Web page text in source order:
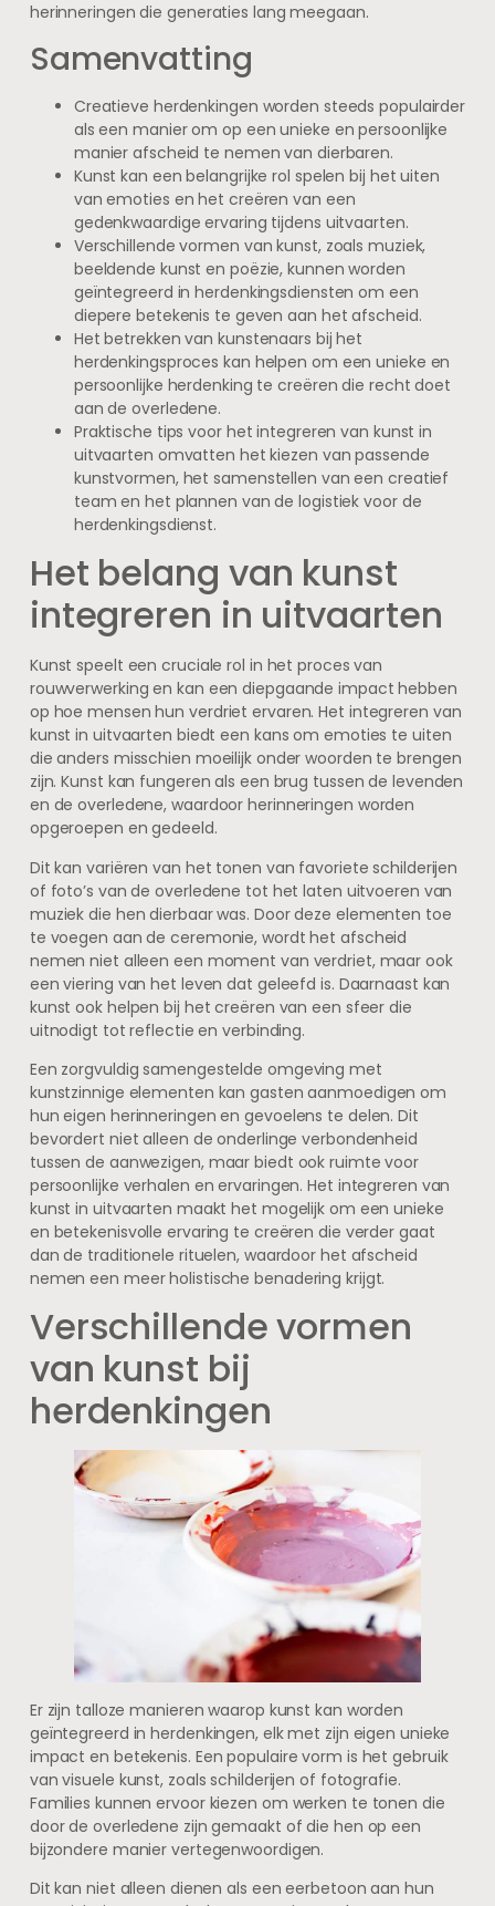
herinneringen die generaties lang meegaan.
Samenvatting
Creatieve herdenkingen worden steeds populairder
als een manier om op een unieke en persoonlijke
manier afscheid te nemen van dierbaren.
Kunst kan een belangrijke rol spelen bij het uiten
van emoties en het creëren van een
gedenkwaardige ervaring tijdens uitvaarten.
Verschillende vormen van kunst, zoals muziek,
beeldende kunst en poëzie, kunnen worden
geïntegreerd in herdenkingsdiensten om een
diepere betekenis te geven aan het afscheid.
Het betrekken van kunstenaars bij het
herdenkingsproces kan helpen om een unieke en
persoonlijke herdenking te creëren die recht doet
aan de overledene.
Praktische tips voor het integreren van kunst in
uitvaarten omvatten het kiezen van passende
kunstvormen, het samenstellen van een creatief
team en het plannen van de logistiek voor de
herdenkingsdienst.
Het belang van kunst
integreren in uitvaarten
Kunst speelt een cruciale rol in het proces van
rouwverwerking en kan een diepgaande impact hebben
op hoe mensen hun verdriet ervaren. Het integreren van
kunst in uitvaarten biedt een kans om emoties te uiten
die anders misschien moeilijk onder woorden te brengen
zijn. Kunst kan fungeren als een brug tussen de levenden
en de overledene, waardoor herinneringen worden
opgeroepen en gedeeld.
Dit kan variëren van het tonen van favoriete schilderijen
of foto’s van de overledene tot het laten uitvoeren van
muziek die hen dierbaar was. Door deze elementen toe
te voegen aan de ceremonie, wordt het afscheid
nemen niet alleen een moment van verdriet, maar ook
een viering van het leven dat geleefd is. Daarnaast kan
kunst ook helpen bij het creëren van een sfeer die
uitnodigt tot reflectie en verbinding.
Een zorgvuldig samengestelde omgeving met
kunstzinnige elementen kan gasten aanmoedigen om
hun eigen herinneringen en gevoelens te delen. Dit
bevordert niet alleen de onderlinge verbondenheid
tussen de aanwezigen, maar biedt ook ruimte voor
persoonlijke verhalen en ervaringen. Het integreren van
kunst in uitvaarten maakt het mogelijk om een unieke
en betekenisvolle ervaring te creëren die verder gaat
dan de traditionele rituelen, waardoor het afscheid
nemen een meer holistische benadering krijgt.
Verschillende vormen
van kunst bij
herdenkingen
Er zijn talloze manieren waarop kunst kan worden
geïntegreerd in herdenkingen, elk met zijn eigen unieke
impact en betekenis. Een populaire vorm is het gebruik
van visuele kunst, zoals schilderijen of fotografie.
Families kunnen ervoor kiezen om werken te tonen die
door de overledene zijn gemaakt of die hen op een
bijzondere manier vertegenwoordigen.
Dit kan niet alleen dienen als een eerbetoon aan hun